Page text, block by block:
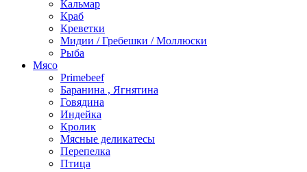
Кальмар
Краб
Креветки
Мидии / Гребешки / Моллюски
Рыба
Мясо
Primebeef
Баранина , Ягнятина
Говядина
Индейка
Кролик
Мясные деликатесы
Перепелка
Птица